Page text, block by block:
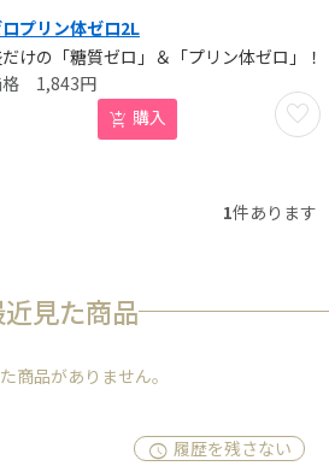
プリン体ゼロ2L
けの「糖質ゼロ」＆「プリン体ゼロ」！
お気
1,843円
購入
1件あります
見た商品
商品がありません。
履歴を残さない